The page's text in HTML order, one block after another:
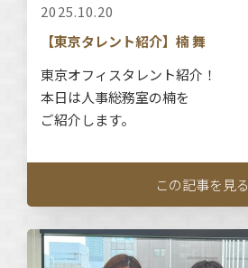
2025.10.20
【東京タレント紹介】楠 舞
東京オフィスタレント紹介！
本日は人事総務室の楠を
ご紹介します。
この記事を見る